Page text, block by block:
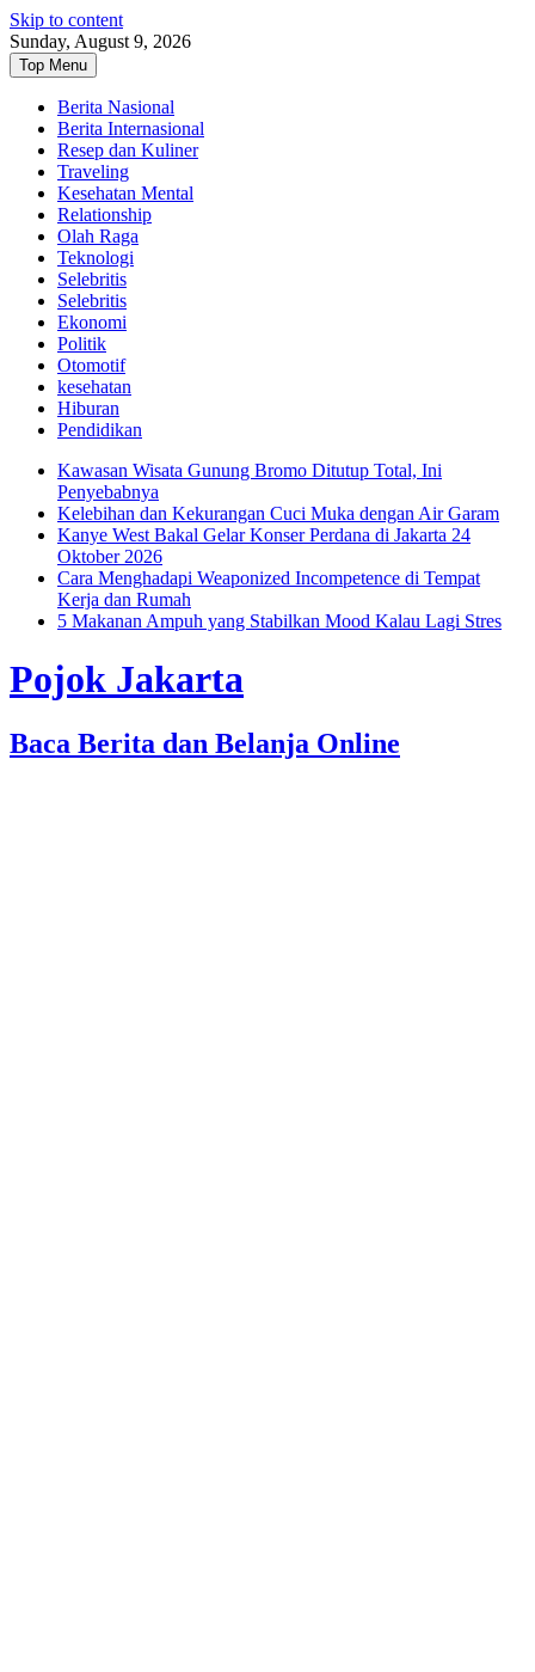
Skip to content
Sunday, August 9, 2026
Top Menu
Berita Nasional
Berita Internasional
Resep dan Kuliner
Traveling
Kesehatan Mental
Relationship
Olah Raga
Teknologi
Selebritis
Selebritis
Ekonomi
Politik
Otomotif
kesehatan
Hiburan
Pendidikan
Kawasan Wisata Gunung Bromo Ditutup Total, Ini
Penyebabnya
Kelebihan dan Kekurangan Cuci Muka dengan Air Garam
Kanye West Bakal Gelar Konser Perdana di Jakarta 24
Oktober 2026
Cara Menghadapi Weaponized Incompetence di Tempat
Kerja dan Rumah
5 Makanan Ampuh yang Stabilkan Mood Kalau Lagi Stres
Pojok Jakarta
Baca Berita dan Belanja Online